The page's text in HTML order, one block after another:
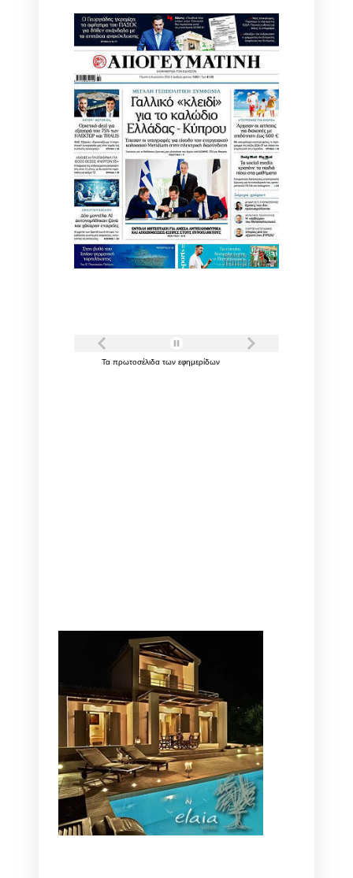
Τα πρωτοσέλιδα των εφημερίδων